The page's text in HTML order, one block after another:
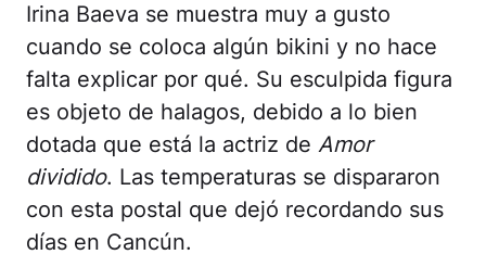
Irina Baeva se muestra muy a gusto
cuando se coloca algún bikini y no hace
falta explicar por qué. Su esculpida figura
es objeto de halagos, debido a lo bien
dotada que está la actriz de Amor
dividido. Las temperaturas se dispararon
con esta postal que dejó recordando sus
días en Cancún.